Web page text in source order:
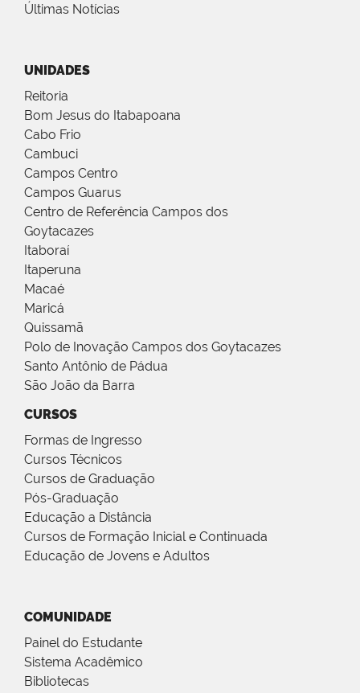
Últimas Notícias
UNIDADES
Reitoria
Bom Jesus do Itabapoana
Cabo Frio
Cambuci
Campos Centro
Campos Guarus
Centro de Referência Campos dos
Goytacazes
Itaboraí
Itaperuna
Macaé
Maricá
Quissamã
Polo de Inovação Campos dos Goytacazes
Santo Antônio de Pádua
São João da Barra
CURSOS
Formas de Ingresso
Cursos Técnicos
Cursos de Graduação
Pós-Graduação
Educação a Distância
Cursos de Formação Inicial e Continuada
Educação de Jovens e Adultos
COMUNIDADE
Painel do Estudante
Sistema Acadêmico
Bibliotecas